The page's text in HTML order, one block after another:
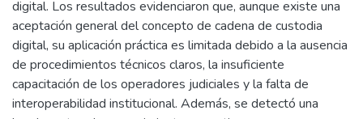
digital. Los resultados evidenciaron que, aunque existe una
aceptación general del concepto de cadena de custodia
digital, su aplicación práctica es limitada debido a la ausencia
de procedimientos técnicos claros, la insuficiente
capacitación de los operadores judiciales y la falta de
interoperabilidad institucional. Además, se detectó una